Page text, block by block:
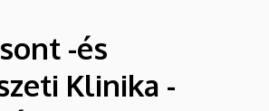
-és
Klinika -